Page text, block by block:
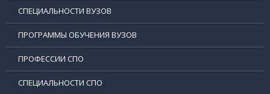
СПЕЦИАЛЬНОСТИ ВУЗОВ
ПРОГРАММЫ ОБУЧЕНИЯ ВУЗОВ
ПРОФЕССИИ СПО
СПЕЦИАЛЬНОСТИ СПО